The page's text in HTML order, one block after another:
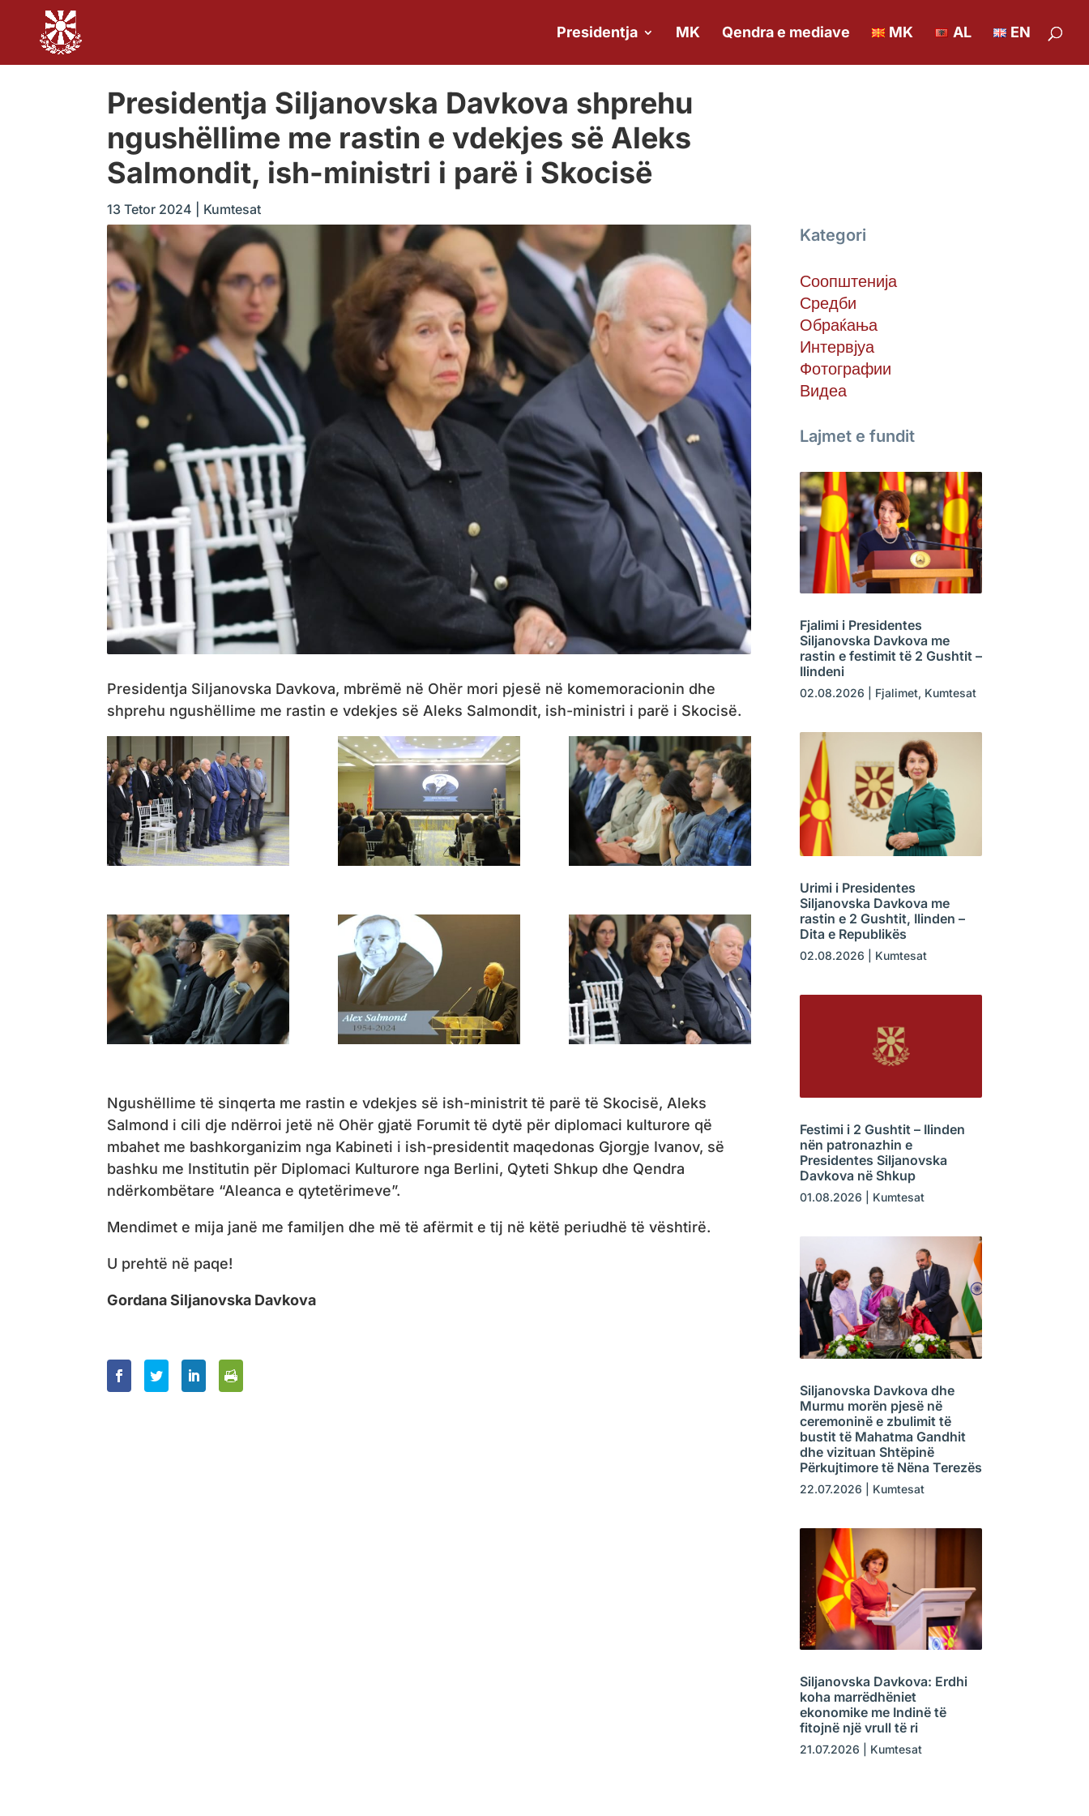
Presidentja MK Qendra e mediave MK AL EN
Presidentja Siljanovska Davkova shprehu
ngushëllime me rastin e vdekjes së Aleks
Salmondit, ish-ministri i parë i Skocisë
13 Tetor 2024 Kumtesat
Presidentja Siljanovska Davkova, mbrëmë në Ohër mori pjesë në komemoracionin dhe
shprehu ngushëllime me rastin e vdekjes së Aleks Salmondit, ish-ministri i parë i Skocisë.
Ngushëllime të sinqerta me rastin e vdekjes së ish-ministrit të parë të Skocisë, Aleks
Salmond i cili dje ndërroi jetë në Ohër gjatë Forumit të dytë për diplomaci kulturore që
mbahet me bashkorganizim nga Kabineti i ish-presidentit maqedonas Gjorgje Ivanov, së
bashku me Institutin për Diplomaci Kulturore nga Berlini, Qyteti Shkup dhe Qendra
ndërkombëtare “Aleanca e qytetërimeve”.
Mendimet e mija janë me familjen dhe më të afërmit e tij në këtë periudhë të vështirë.
U prehtë në paqe!
Gordana Siljanovska Davkova
Kategori
Соопштенија
Средби
Обраќања
Интервјуа
Фотографии
Видеа
Lajmet e fundit
Fjalimi i Presidentes
Siljanovska Davkova me
rastin e festimit të 2 Gushtit –
Ilindeni
02.08.2026 Fjalimet, Kumtesat
Urimi i Presidentes
Siljanovska Davkova me
rastin e 2 Gushtit, Ilinden –
Dita e Republikës
02.08.2026 Kumtesat
Festimi i 2 Gushtit – Ilinden
nën patronazhin e
Presidentes Siljanovska
Davkova në Shkup
01.08.2026 Kumtesat
Siljanovska Davkova dhe
Murmu morën pjesë në
ceremoninë e zbulimit të
bustit të Mahatma Gandhit
dhe vizituan Shtëpinë
Përkujtimore të Nëna Terezës
22.07.2026 Kumtesat
Siljanovska Davkova: Erdhi
koha marrëdhëniet
ekonomike me Indinë të
fitojnë një vrull të ri
21.07.2026 Kumtesat